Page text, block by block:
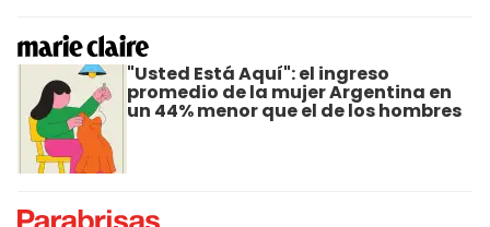
"Usted Está Aquí": el ingreso
promedio de la mujer Argentina en
un 44% menor que el de los hombres